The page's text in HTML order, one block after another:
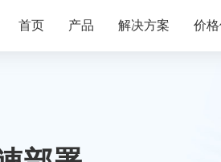
首页 产品 解决方案 价